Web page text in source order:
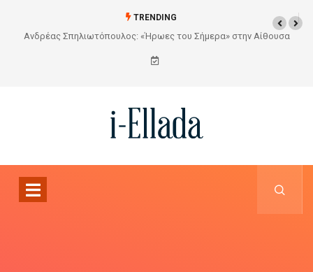
TRENDING
Από το Σχέδιο στην Πραγματικότητα